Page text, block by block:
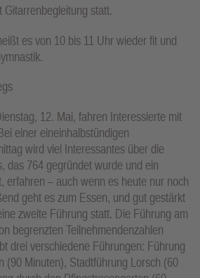
statt.
es von 10 bis 11 Uhr wieder fit und
12. Mai, fahren Interessierte mit
einer eineinhalbstündigen
wird viel Interessantes über die
das 764 gegründet wurde und ein
erfahren – auch wenn es heute nur noch
geht es zum Essen, und gut gestärkt
zweite Führung statt. Die Führung am
begrenzten Teilnehmendenzahlen
drei verschiedene Führungen: Führung
(90 Minuten), Stadtführung Lorsch (60